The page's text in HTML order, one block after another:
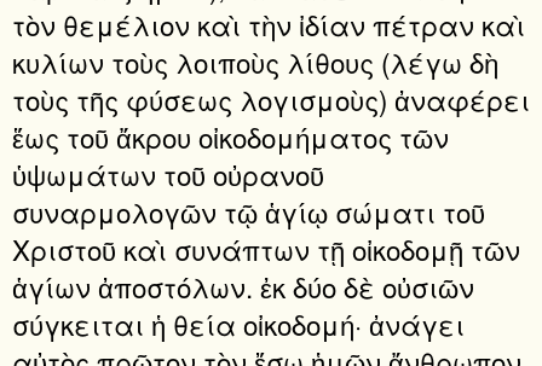
τὸν θεμέλιον καὶ τὴν ἰδίαν πέτραν καὶ
κυλίων τοὺς λοιποὺς λίθους (λέγω δὴ
τοὺς τῆς φύσεως λογισμοὺς) ἀναφέρει
ἕως τοῦ ἄκρου οἰκοδομήματος τῶν
ὑψωμάτων τοῦ οὐρανοῦ
συναρμολογῶν τῷ ἁγίῳ σώματι τοῦ
Χριστοῦ καὶ συνάπτων τῇ οἰκοδομῇ τῶν
ἁγίων ἀποστόλων. ἐκ δύο δὲ οὐσιῶν
σύγκειται ἡ θεία οἰκοδομή· ἀνάγει